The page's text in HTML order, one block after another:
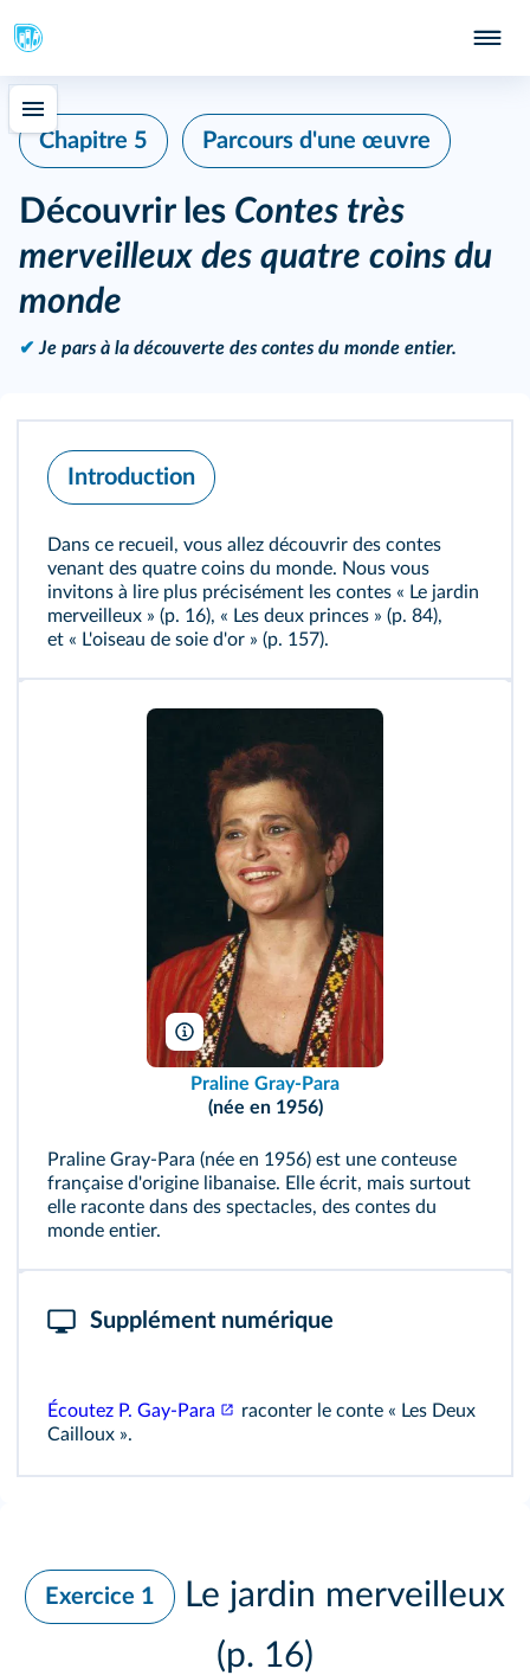
Chapitre 5 Parcours d'une œuvre
Découvrir les Contes très
merveilleux des quatre coins du
monde
✔ Je pars à la découverte des contes du monde entier.
Introduction
Dans ce recueil, vous allez découvrir des contes
venant des quatre coins du monde. Nous vous
invitons à lire plus précisément les contes « Le jardin
merveilleux » (p. 16), « Les deux princes » (p. 84),
et « L'oiseau de soie d'or » (p. 157).
DR
Praline Gray-Para
(née en 1956)
Praline Gray-Para (née en 1956) est une conteuse
française d'origine libanaise. Elle écrit, mais surtout
elle raconte dans des spectacles, des contes du
monde entier.
Supplément numérique
Écoutez P. Gay-Para
raconter le conte « Les Deux
Cailloux ».
Exercice 1
Le jardin merveilleux
(p. 16)